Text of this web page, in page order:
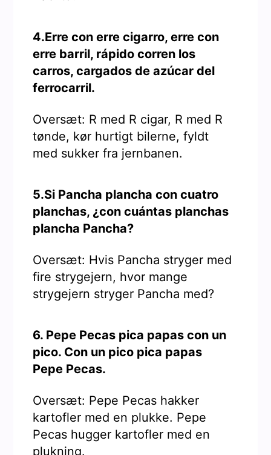
4.Erre con erre cigarro, erre con
erre barril, rápido corren los
carros, cargados de azúcar del
ferrocarril.
Oversæt: R med R cigar, R med R
tønde, kør hurtigt bilerne, fyldt
med sukker fra jernbanen.
5.Si Pancha plancha con cuatro
planchas, ¿con cuántas planchas
plancha Pancha?
Oversæt: Hvis Pancha stryger med
fire strygejern, hvor mange
strygejern stryger Pancha med?
6. Pepe Pecas pica papas con un
pico. Con un pico pica papas
Pepe Pecas.
Oversæt: Pepe Pecas hakker
kartofler med en plukke. Pepe
Pecas hugger kartofler med en
plukning.